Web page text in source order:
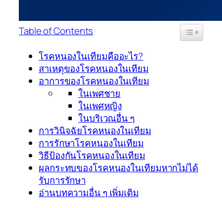
Table of Contents
โรคหนองในเทียมคืออะไร?
สาเหตุของโรคหนองในเทียม
อาการของโรคหนองในเทียม
ในเพศชาย
ในเพศหญิง
ในบริเวณอื่น ๆ
การวินิจฉัยโรคหนองในเทียม
การรักษาโรคหนองในเทียม
วิธีป้องกันโรคหนองในเทียม
ผลกระทบของโรคหนองในเทียมหากไม่ได้
รับการรักษา
อ่านบทความอื่น ๆ เพิ่มเติม